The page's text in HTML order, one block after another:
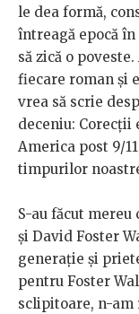
le dea formă,
întreagă epocă
să zică o
fiecare roman și
vrea să scrie
deceniu: Corecții
America post 9/
timpurilor
S-au făcut
și David Foster
generație și
pentru Foster
sclipitoare, n-am